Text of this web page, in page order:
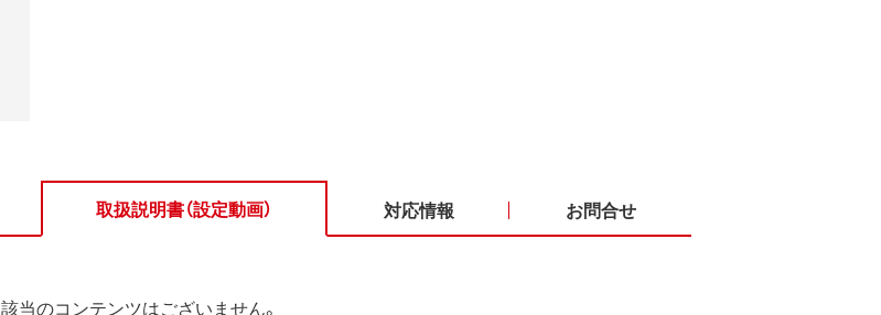
取扱説明書（設定動画） 対応情報 お問合せ
該当のコンテンツはございません。